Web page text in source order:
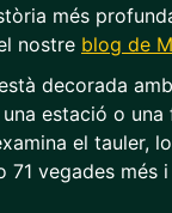
més
nostre blog de
decorada
estació o
el tauler,
71 vegades més